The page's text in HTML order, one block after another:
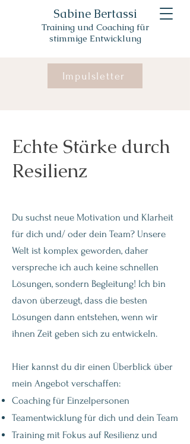
Sabine Bertassi
Training und Coaching für
stimmige Entwicklung
Impulsletter
Echte Stärke durch
Resilienz
Du suchst neue Motivation und Klarheit
für dich und/ oder dein Team? Unsere
Welt ist komplex geworden, daher
verspreche ich auch keine schnellen
Lösungen, sondern Begleitung! Ich bin
davon überzeugt, dass die besten
Lösungen dann entstehen, wenn wir
ihnen Zeit geben sich zu entwickeln.
Hier kannst du dir einen Überblick über
mein Angebot verschaffen:
Coaching für Einzelpersonen
Teamentwicklung für dich und dein Team
Training mit Fokus auf Resilienz und